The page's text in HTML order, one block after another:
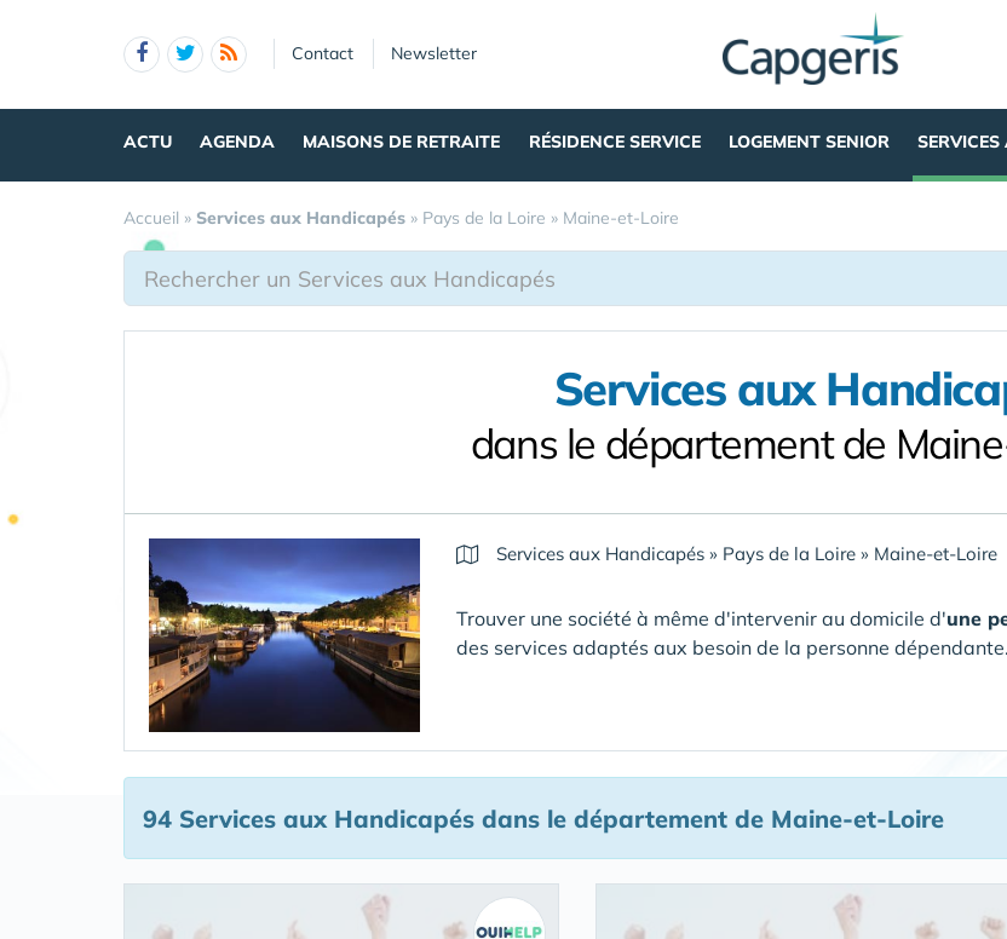
Contact Newsletter
ACTU AGENDA MAISONS DE RETRAITE RÉSIDENCE SERVICE LOGEMENT SENIOR
Accueil » Services aux Handicapés » Pays de la Loire » Maine-et-Loire
Services aux
dans le département de
Services aux Handicapés » Pays de la Loire » Maine-et-Loire
Trouver une société à même d'intervenir au domicile d'une
des services adaptés aux besoin de la personne dépendante.
94 Services aux Handicapés dans le département de Maine-et-Loire